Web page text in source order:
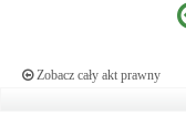
Zobacz cały akt prawny